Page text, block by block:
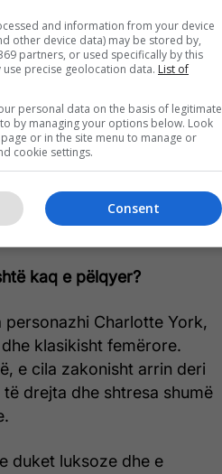
kaq e pëlqyer?
Charlotte York,
klasikisht femërore.
e cila zakonisht arrin deri
drejta dhe shtresa shumë
duket luksoze dhe e
and information from your device
other device data) may be stored by,
partners, or used specifically by this
precise geolocation data. List of
personal data on the basis of legitimate
by managing your options below. Look
or in the site menu to manage or
cookie settings.
Consent